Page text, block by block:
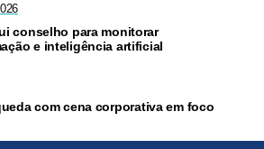
conselho para monitorar
e inteligência artificial
com cena corporativa em foco